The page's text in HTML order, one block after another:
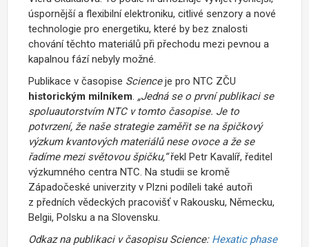
úspornější a flexibilní elektroniku, citlivé senzory a nové
technologie pro energetiku, které by bez znalosti
chování těchto materiálů při přechodu mezi pevnou a
kapalnou fází nebyly možné.
Publikace v časopise Scienceje pro NTC ZČU
historickým milníkem. „Jedná se o první publikaci se
spoluautorstvím NTC v tomto časopise. Je to
potvrzení, že naše strategie zaměřit se na špičkový
výzkum kvantových materiálů nese ovoce a že se
řadíme mezi světovou špičku,“řekl Petr Kavalíř, ředitel
výzkumného centra NTC. Na studii se kromě
Západočeské univerzity v Plzni podíleli také autoři
z předních vědeckých pracovišť v Rakousku, Německu,
Belgii, Polsku a na Slovensku.
Odkaz na publikaci v časopisu Science: Hexatic phase